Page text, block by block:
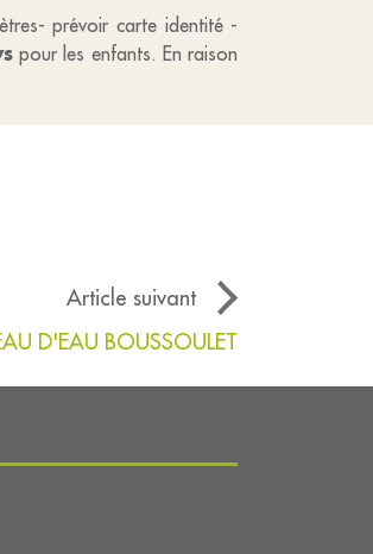
prévoir carte identité -
pour les enfants. En raison
Article suivant
D'EAU BOUSSOULET